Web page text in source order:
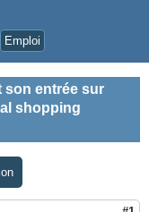
Emploi
son entrée sur
shopping